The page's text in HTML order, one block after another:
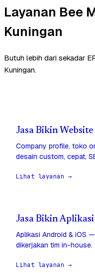
Layanan Bee
Kuningan
Butuh lebih dari sekadar
Kuningan.
Jasa Bikin
Company profile, toko
desain custom, cepat,
Lihat layanan →
Jasa Bikin
Aplikasi Android & iOS
dikerjakan tim in-house.
Lihat layanan →